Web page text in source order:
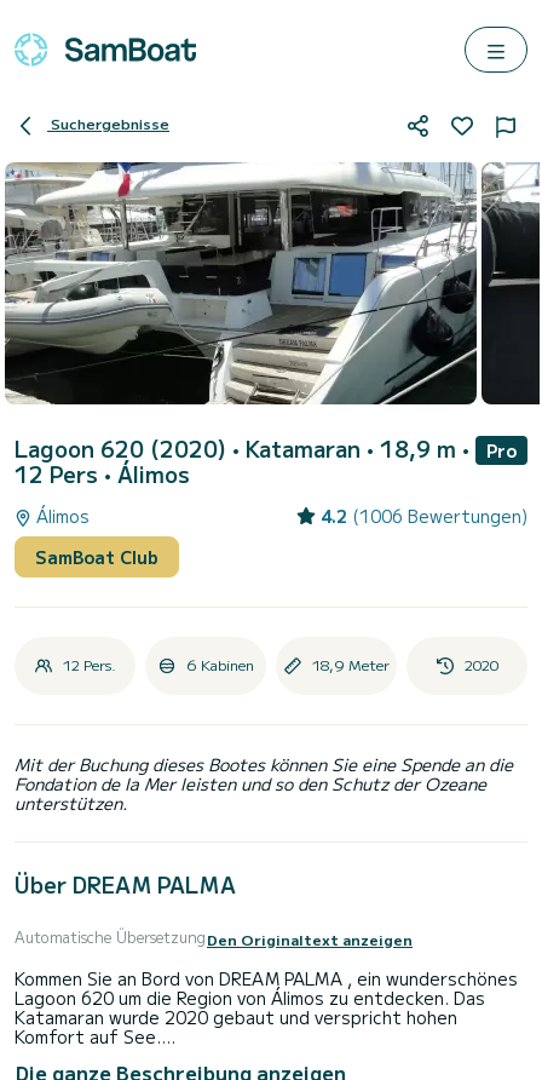
Suchergebnisse
Lagoon 620 (2020) • Katamaran • 18,9 m •
12 Pers • Álimos
Pro
Álimos 4.2 (1006 Bewertungen)
SamBoat Club
12 Pers. 6 Kabinen 18,9 Meter 2020
Mit der Buchung dieses Bootes können Sie eine Spende an die
Fondation de la Mer leisten und so den Schutz der Ozeane
unterstützen.
Über DREAM PALMA
Automatische ÜbersetzungDen Originaltext anzeigen
Kommen Sie an Bord von DREAM PALMA , ein wunderschönes
Lagoon 620 um die Region von Álimos zu entdecken. Das
Katamaran wurde 2020 gebaut und verspricht hohen
Komfort auf See.
Das Boot verfügt über 6 komfortable Kabinen für bis zu 14
Die ganze Beschreibung anzeigen